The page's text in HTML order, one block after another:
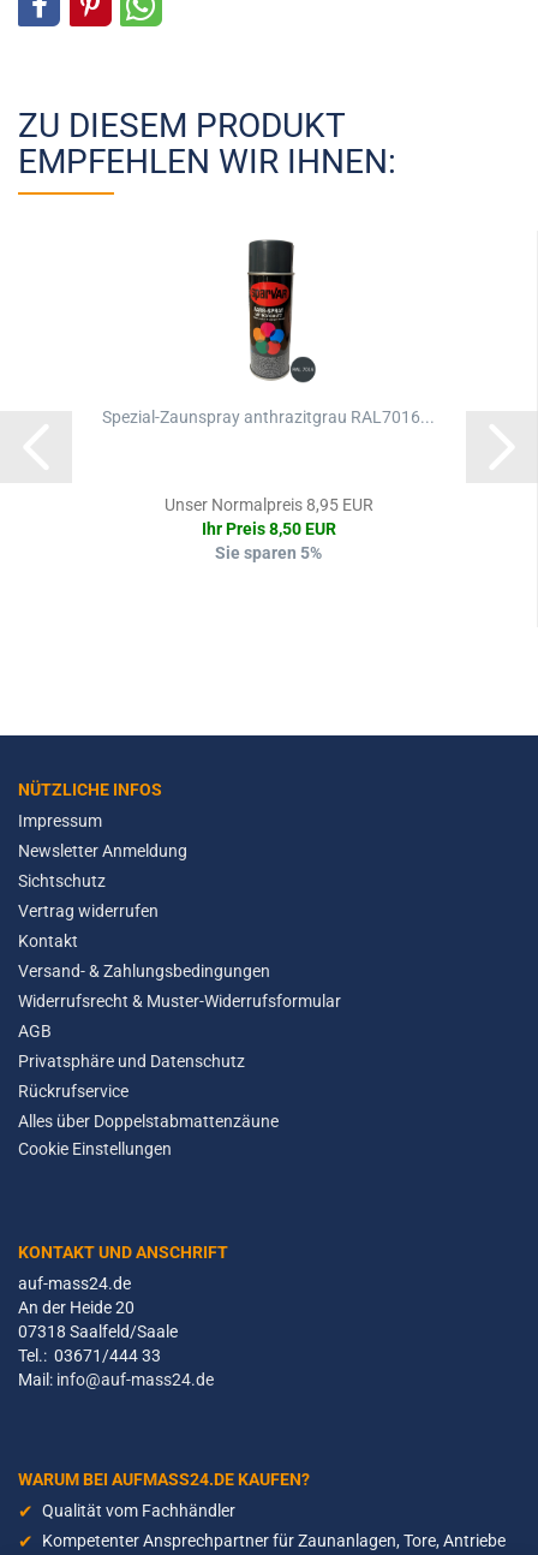
ZU DIESEM PRODUKT
EMPFEHLEN WIR IHNEN:
Spezial-Zaunspray anthrazitgrau RAL7016...
Unser Normalpreis 8,95 EUR
Ihr Preis 8,50 EUR
Sie sparen 5%
NÜTZLICHE INFOS
Impressum
Newsletter Anmeldung
Sichtschutz
Vertrag widerrufen
Kontakt
Versand- & Zahlungsbedingungen
Widerrufsrecht & Muster-Widerrufsformular
AGB
Privatsphäre und Datenschutz
Rückrufservice
Alles über Doppelstabmattenzäune
Cookie Einstellungen
KONTAKT UND ANSCHRIFT
auf-mass24.de
An der Heide 20
07318 Saalfeld/Saale
Tel.: 03671/444 33
Mail: info@auf-mass24.de
WARUM BEI AUFMASS24.DE KAUFEN?
Qualität vom Fachhändler
Kompetenter Ansprechpartner für Zaunanlagen, Tore, Antriebe